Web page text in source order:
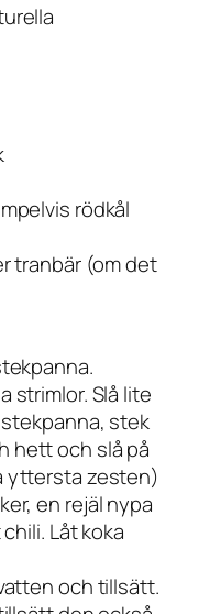
rödkål
tranbär (om det
strimlor. Slå lite
stek
hett och slå på
yttersta zesten)
en rejäl nypa
Låt koka
och tillsätt.